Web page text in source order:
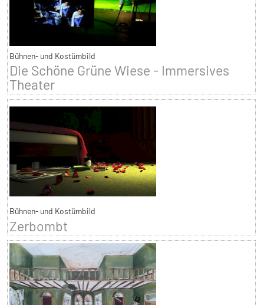
Bühnen- und Kostümbild
Die Schöne Grüne Wiese - Immersives
Theater
Bühnen- und Kostümbild
Zerbombt